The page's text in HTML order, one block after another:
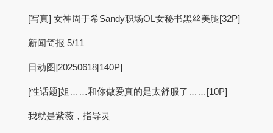
[写真] 女神周于希Sandy职场OL女秘书黑丝美腿[32P]
新闻简报 5/11
日动图]20250618[140P]
[性话题]姐……和你做爱真的是太舒服了……[10P]
我就是紫薇，指导灵